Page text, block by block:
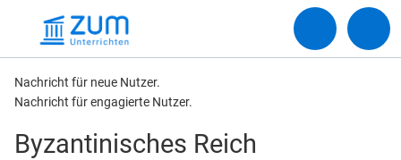
Nachricht für neue Nutzer.
Nachricht für engagierte Nutzer.
Byzantinisches Reich